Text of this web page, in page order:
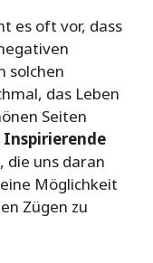
es oft vor, dass
solchen
das Leben
Seiten
Inspirierende
die uns daran
Möglichkeit
Zügen zu